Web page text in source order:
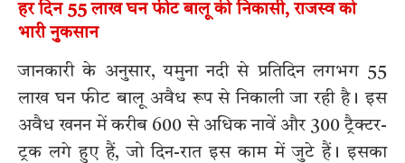
हर दिन 55 लाख घन फीट बालू की निकासी, राजस्व को
भारी नुकसान
जानकारी के अनुसार, यमुना नदी से प्रतिदिन लगभग 55
लाख घन फीट बालू अवैध रूप से निकाली जा रही है। इस
अवैध खनन में करीब 600 से अधिक नावें और 300 ट्रैक्टर-
ट्रक लगे हुए हैं, जो दिन-रात इस काम में जुटे हैं। इसका